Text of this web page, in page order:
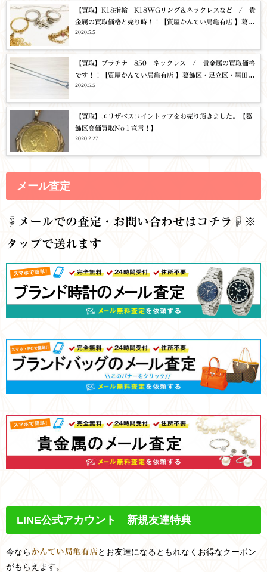
【買取】K18指輪 K18WGリング＆ネックレスなど / 貴
金属の買取価格と売り時！！【質屋かんてい局亀有店 】葛飾
区・足立区・墨田区・江戸川区・松戸市・北千住・東京都・
2020.5.5
【買取】プラチナ 850 ネックレス / 貴金属の買取価格
です！！【質屋かんてい局亀有店 】葛飾区・足立区・墨田
区・江戸川区・松戸市・北千住・東京都・千葉・埼玉・PT85
2020.5.5
【買取】エリザベスコイントップをお売り頂きました。【葛
飾区高価買取No１宣言！】
2020.2.27
メール査定
☟ メールでの査定・お問い合わせはコチラ☟※
タップで送れます
LINE公式アカウント 新規友達特典
今なら かんてい局亀有店 とお友達になるともれなくお得なクーポン
がもらえます。